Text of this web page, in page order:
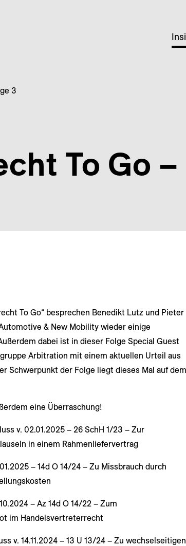
3
To Go –
To Go“ besprechen Benedikt Lutz und Pieter
& New Mobility wieder einige
dabei ist in dieser Folge Special Guest
Arbitration mit einem aktuellen Urteil aus
Schwerpunkt der Folge liegt dieses Mal auf dem
eine Überraschung!
v. 02.01.2025 – 26 SchH 1/23 – Zur
in einem Rahmenliefervertrag
– 14d O 14/24 – Zu Missbrauch durch
– Az 14d O 14/22 – Zum
im Handelsvertreterrecht
v. 14.11.2024 – 13 U 13/24 – Zu wechselseitigen